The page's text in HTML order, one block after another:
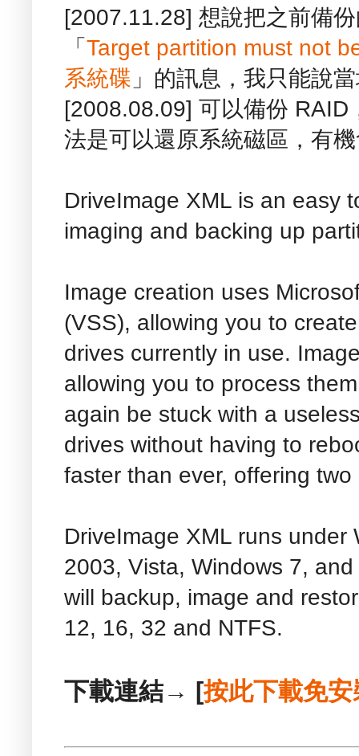
[2007.11.28] 想說把之前備
「 Target partition must not
系統碟 」的訊息，我只能說
[2008.08.09] 可以備份 RAID
法是可以還原系統磁區，有
DriveImage XML is an easy
imaging and backing up
Image creation uses
(VSS), allowing you to
drives currently in use.
allowing you to process
again be stuck with a
drives without having to
faster than ever, offering
DriveImage XML runs under
2003, Vista, Windows 7,
will backup, image and
12, 16, 32 and NTFS.
下載連結→ [按此下載免安